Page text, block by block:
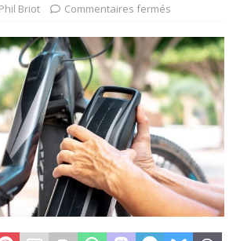
Phil Briot Commentaires fermés